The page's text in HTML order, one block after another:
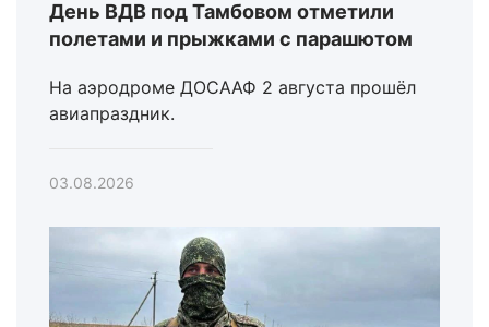
День ВДВ под Тамбовом отметили
полетами и прыжками с парашютом
На аэродроме ДОСААФ 2 августа прошёл
авиапраздник.
03.08.2026